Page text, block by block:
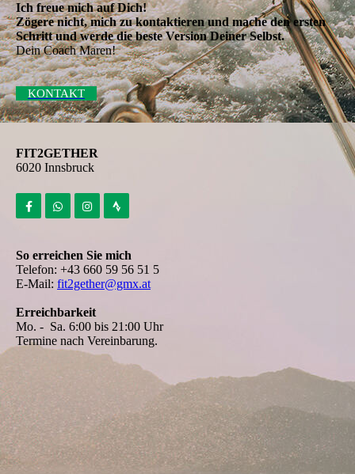
Ich freue mich auf Dich!
Zögere nicht, mich zu kontaktieren und mache den ersten
Schritt und werde die beste Version Deiner Selbst.
Dein Coach Maren!
KONTAKT
FIT2GETHER
6020 Innsbruck
So erreichen Sie mich
Telefon: +43 660 59 56 51 5
E-Mail: fit2gether@gmx.at
Erreichbarkeit
Mo. - Sa. 6:00 bis 21:00 Uhr
Termine nach Vereinbarung.